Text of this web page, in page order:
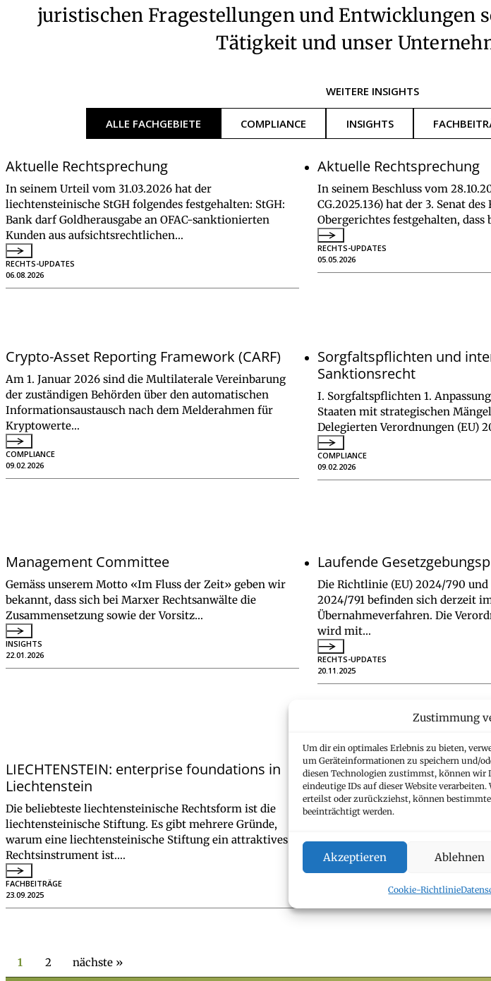
Zustimmung
Um dir ein optimales Erlebnis zu bieten,
um Geräteinformationen zu speichern und/
diesen Technologien zustimmst, können wir
eindeutige IDs auf dieser Website
erteilst oder zurückziehst, können
beeinträchtigt werden.
Akzeptieren Ablehnen
Cookie-Richtlinie
juristischen Fragestellungen und Entwicklungen
Tätigkeit und unser
WEITERE INSIGHTS
ALLE FACHGEBIETE COMPLIANCE INSIGHTS
Aktuelle Rechtsprechung
In seinem Urteil vom 31.03.2026 hat der
liechtensteinische StGH folgendes festgehalten: StGH:
Bank darf Goldherausgabe an OFAC-sanktionierten
Kunden aus aufsichtsrechtlichen…
RECHTS-UPDATES
06.08.2026
Aktuelle Rechtsprechung
In seinem Beschluss vom
CG.2025.136) hat der 3. Senat
Obergerichtes festgehalten, dass
RECHTS-UPDATES
05.05.2026
Crypto-Asset Reporting Framework (CARF)
Am 1. Januar 2026 sind die Multilaterale Vereinbarung
der zuständigen Behörden über den automatischen
Informationsaustausch nach dem Melderahmen für
Kryptowerte…
COMPLIANCE
09.02.2026
Sorgfaltspflichten und
Sanktionsrecht
I. Sorgfaltspflichten 1.
Staaten mit strategischen
Delegierten Verordnungen (EU)
COMPLIANCE
09.02.2026
Management Committee
Gemäss unserem Motto «Im Fluss der Zeit» geben wir
bekannt, dass sich bei Marxer Rechtsanwälte die
Zusammensetzung sowie der Vorsitz…
INSIGHTS
22.01.2026
Laufende
Die Richtlinie (EU) 2024/790 und
2024/791 befinden sich derzeit
Übernahmeverfahren. Die
wird mit…
RECHTS-UPDATES
20.11.2025
LIECHTENSTEIN: enterprise foundations in
Liechtenstein
Die beliebteste liechtensteinische Rechtsform ist die
liechtensteinische Stiftung. Es gibt mehrere Gründe,
warum eine liechtensteinische Stiftung ein attraktives
Rechtsinstrument ist….
FACHBEITRÄGE
23.09.2025
Dienstjubiläum Dr.
Wir freuen uns, Ihnen
Marxer am 16. August 2025 seine
INSIGHTS
01.09.2025
1 2 nächste »